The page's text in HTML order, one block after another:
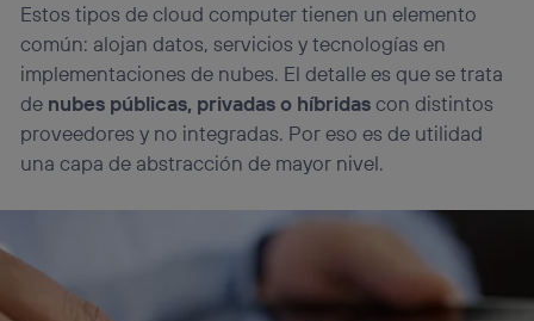
Estos tipos de cloud computer tienen un elemento
común: alojan datos, servicios y tecnologías en
implementaciones de nubes. El detalle es que se trata
de nubes públicas, privadas o híbridascon distintos
proveedores y no integradas. Por eso es de utilidad
una capa de abstracción de mayor nivel.